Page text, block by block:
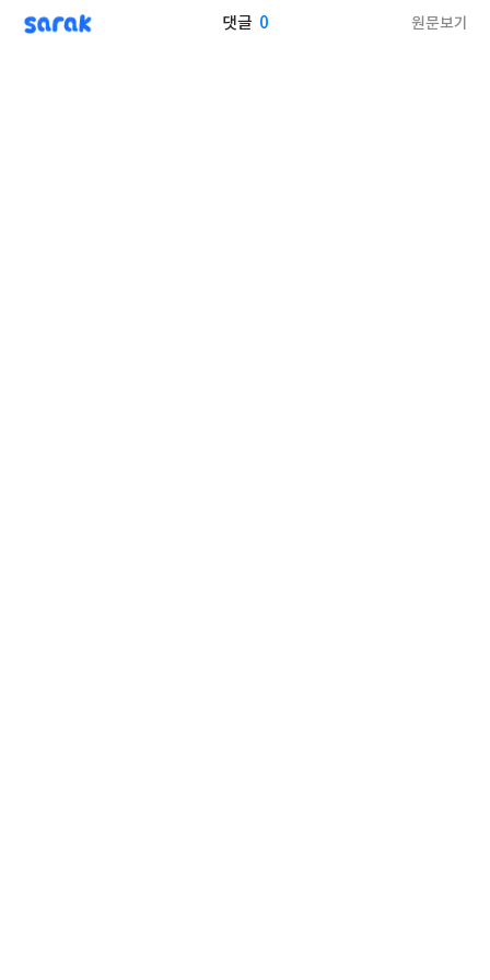
sarak 댓글 0 원문보기